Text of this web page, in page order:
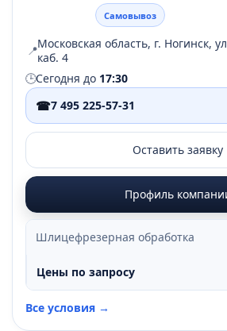
Самовывоз
📍Московская область, г. Ногинск,
каб. 4
🕒Сегодня до 17:30
☎7 495 225-57-31
Оставить заявку
Профиль
Шлицефрезерная обработка
Цены по запросу
Все условия →